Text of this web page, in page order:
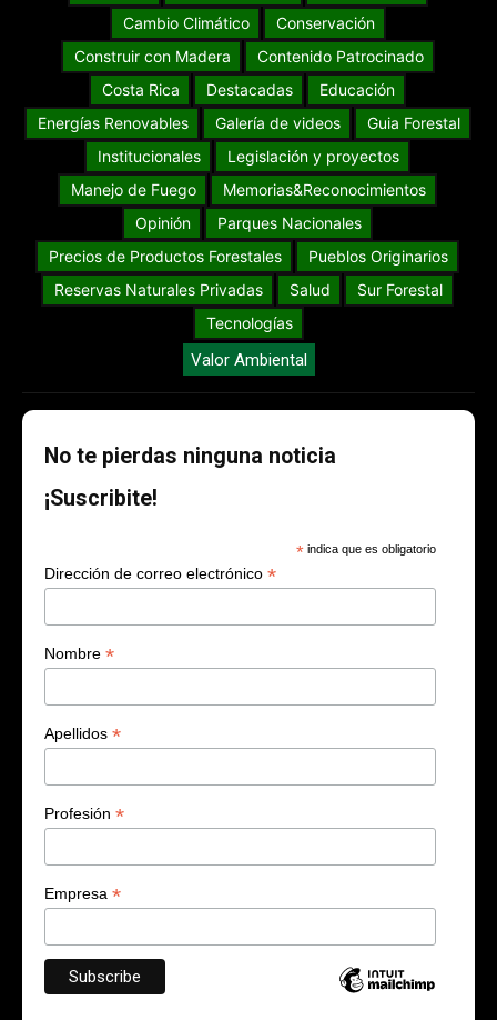
Cambio Climático
Conservación
Construir con Madera
Contenido Patrocinado
Costa Rica
Destacadas
Educación
Energías Renovables
Galería de videos
Guia Forestal
Institucionales
Legislación y proyectos
Manejo de Fuego
Memorias&Reconocimientos
Opinión
Parques Nacionales
Precios de Productos Forestales
Pueblos Originarios
Reservas Naturales Privadas
Salud
Sur Forestal
Tecnologías
Valor Ambiental
No te pierdas ninguna noticia
¡Suscribite!
* indica que es obligatorio
Dirección de correo electrónico *
Nombre *
Apellidos *
Profesión *
Empresa *